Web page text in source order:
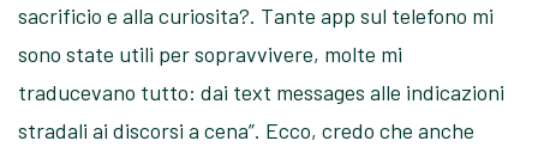
sacrificio e alla curiosita?. Tante app sul telefono mi
sono state utili per sopravvivere, molte mi
traducevano tutto: dai text messages alle indicazioni
stradali ai discorsi a cena”. Ecco, credo che anche